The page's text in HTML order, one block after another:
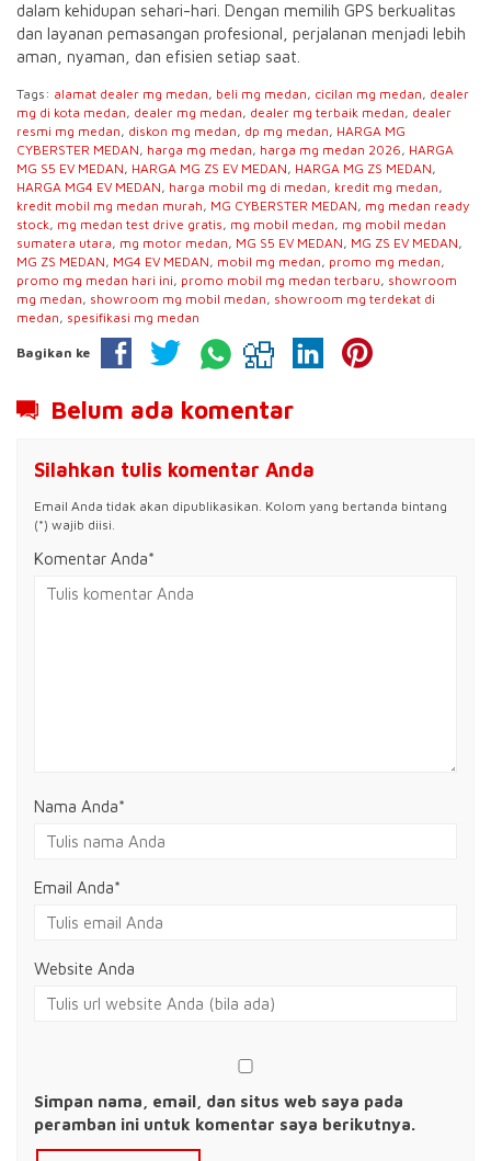
dalam kehidupan sehari-hari. Dengan memilih GPS berkualitas
dan layanan pemasangan profesional, perjalanan menjadi lebih
aman, nyaman, dan efisien setiap saat.
Tags: alamat dealer mg medan, beli mg medan, cicilan mg medan, dealer
mg di kota medan, dealer mg medan, dealer mg terbaik medan, dealer
resmi mg medan, diskon mg medan, dp mg medan, HARGA MG
CYBERSTER MEDAN, harga mg medan, harga mg medan 2026, HARGA
MG S5 EV MEDAN, HARGA MG ZS EV MEDAN, HARGA MG ZS MEDAN,
HARGA MG4 EV MEDAN, harga mobil mg di medan, kredit mg medan,
kredit mobil mg medan murah, MG CYBERSTER MEDAN, mg medan ready
stock, mg medan test drive gratis, mg mobil medan, mg mobil medan
sumatera utara, mg motor medan, MG S5 EV MEDAN, MG ZS EV MEDAN,
MG ZS MEDAN, MG4 EV MEDAN, mobil mg medan, promo mg medan,
promo mg medan hari ini, promo mobil mg medan terbaru, showroom
mg medan, showroom mg mobil medan, showroom mg terdekat di
medan, spesifikasi mg medan
Bagikan ke
Belum ada komentar
Silahkan tulis komentar Anda
Email Anda tidak akan dipublikasikan. Kolom yang bertanda bintang
(*) wajib diisi.
Komentar Anda*
Nama Anda*
Email Anda*
Website Anda
Simpan nama, email, dan situs web saya pada
peramban ini untuk komentar saya berikutnya.